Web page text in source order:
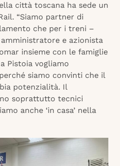
città toscana ha sede un
“Siamo partner di
che per i treni –
e azionista
insieme con le famiglie
Pistoia vogliamo
siamo convinti che il
potenzialità. Il
soprattutto tecnici
anche ‘in casa’ nella